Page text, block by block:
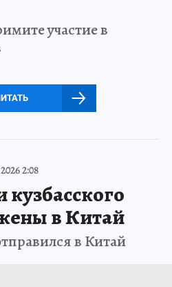
участие в
2:08
в Китай
в Китай